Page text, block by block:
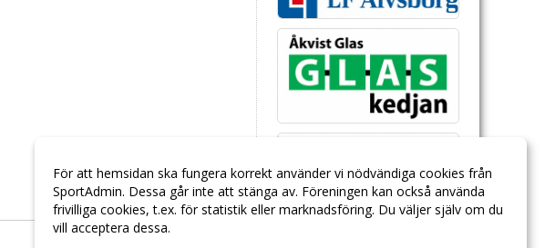
För att hemsidan ska fungera korrekt använder vi nödvändiga cookies från
SportAdmin. Dessa går inte att stänga av. Föreningen kan också använda
frivilliga cookies, t.ex. för statistik eller marknadsföring. Du väljer själv om du
vill acceptera dessa.